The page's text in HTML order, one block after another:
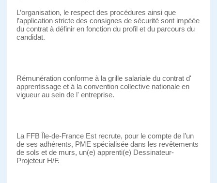
L’organisation, le respect des procédures ainsi que
l’application stricte des consignes de sécurité sont impéée
du contrat à définir en fonction du profil et du parcours du
candidat.
Rémunération conforme à la grille salariale du contrat d'
apprentissage et à la convention collective nationale en
vigueur au sein de l' entreprise.
La FFB Île-de-France Est recrute, pour le compte de l’un
de ses adhérents, PME spécialisée dans les revêtements
de sols et de murs, un(e) apprenti(e) Dessinateur-
Projeteur H/F.